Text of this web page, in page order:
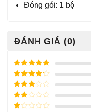
Đóng gói: 1 bộ
ĐÁNH GIÁ (0)
Được xếp
hạng
5
5
sao
Được xếp
hạng
4
5
sao
Được
xếp
hạng3
Được